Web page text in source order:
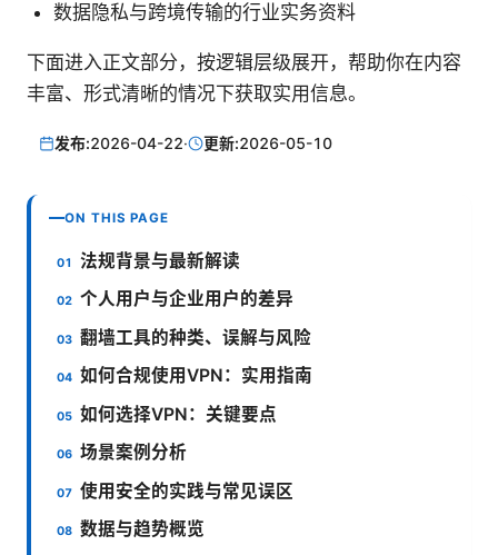
数据隐私与跨境传输的行业实务资料
下面进入正文部分，按逻辑层级展开，帮助你在内容
丰富、形式清晰的情况下获取实用信息。
发布:2026-04-22· 更新:2026-05-10
ON THIS PAGE
法规背景与最新解读
个人用户与企业用户的差异
翻墙工具的种类、误解与风险
如何合规使用VPN：实用指南
如何选择VPN：关键要点
场景案例分析
使用安全的实践与常见误区
数据与趋势概览